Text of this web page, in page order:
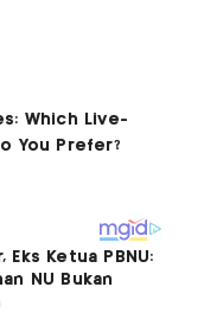
Ketua PBNU:
NU Bukan